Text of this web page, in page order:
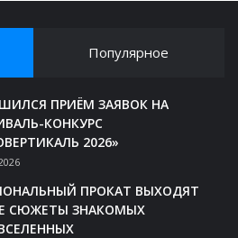
Популярное
ПРИЁМ ЗАЯВОК НА
КОНКУРС
2026»
ПРОКАТ ВЫХОДЯТ
СЮЖЕТЫ ЗНАКОМЫХ